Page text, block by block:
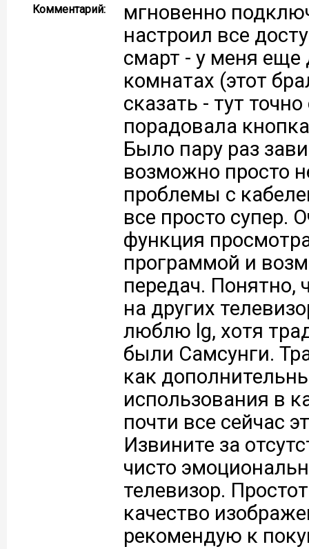
Комментарий:
мгновенно
настроил все
смарт - у меня еще
комнатах (этот
сказать - тут
порадовала
Было пару раз
возможно просто
проблемы с
все просто супер.
функция
программой и
передач. Понятно,
на других
люблю lg, хотя
были Самсунги.
как
использования в
почти все сейчас
Извините за
чисто
телевизор.
качество
рекомендую к